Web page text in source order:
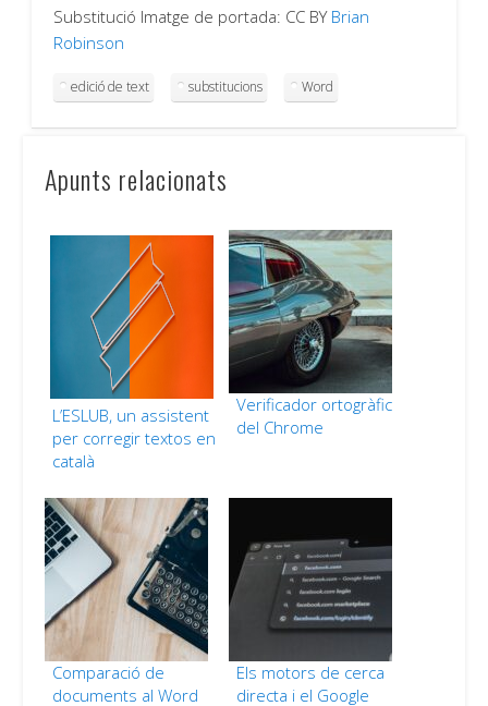
Substitució Imatge de portada: CC BY Brian
Robinson
edició de text substitucions Word
Apunts relacionats
L’ESLUB, un assistent
per corregir textos en
català
Verificador ortogràfic
del Chrome
Comparació de
documents al Word
Els motors de cerca
directa i el Google